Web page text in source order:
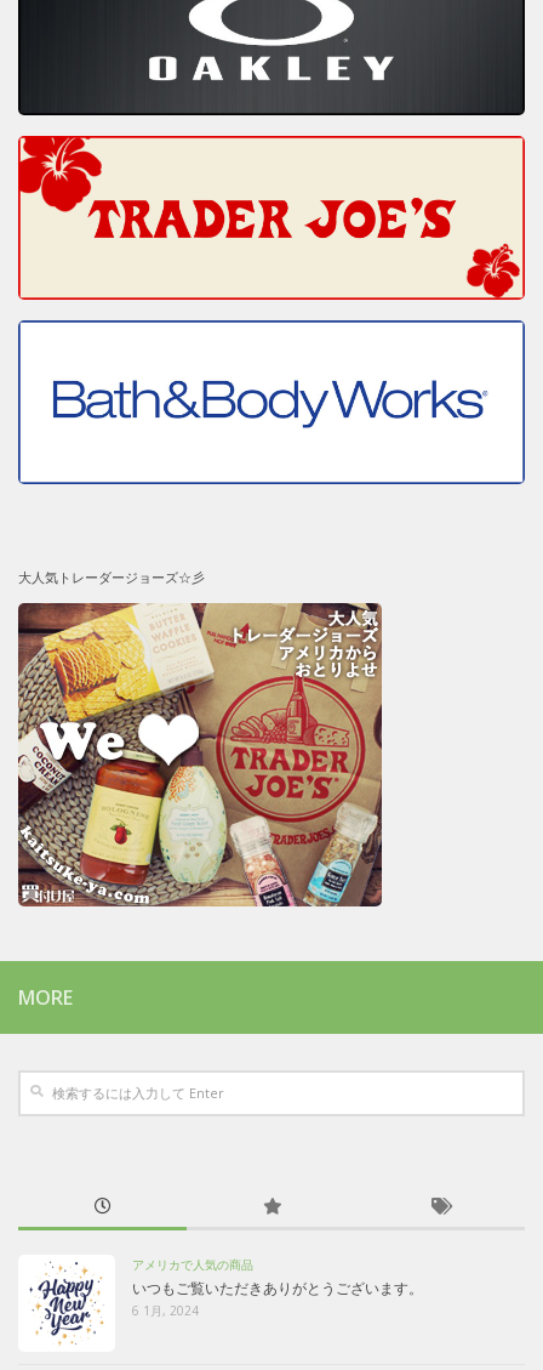
大人気トレーダージョーズ☆彡
MORE
アメリカで人気の商品
いつもご覧いただきありがとうございます。
6 1月, 2024